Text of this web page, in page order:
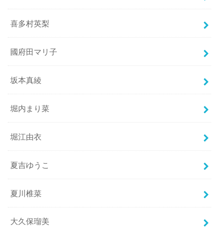
喜多村英梨
國府田マリ子
坂本真綾
堀内まり菜
堀江由衣
夏吉ゆうこ
夏川椎菜
大久保瑠美